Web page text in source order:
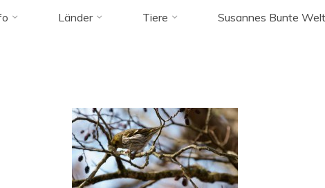
Länder Tiere Susannes Bunte Welt
tagged